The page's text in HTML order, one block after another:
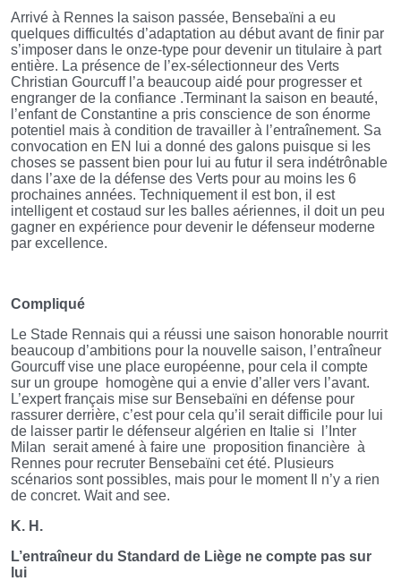
Arrivé à Rennes la saison passée, Bensebaïni a eu
quelques difficultés d’adaptation au début avant de finir par
s’imposer dans le onze-type pour devenir un titulaire à part
entière. La présence de l’ex-sélectionneur des Verts
Christian Gourcuff l’a beaucoup aidé pour progresser et
engranger de la confiance .Terminant la saison en beauté,
l’enfant de Constantine a pris conscience de son énorme
potentiel mais à condition de travailler à l’entraînement. Sa
convocation en EN lui a donné des galons puisque si les
choses se passent bien pour lui au futur il sera indétrônable
dans l’axe de la défense des Verts pour au moins les 6
prochaines années. Techniquement il est bon, il est
intelligent et costaud sur les balles aériennes, il doit un peu
gagner en expérience pour devenir le défenseur moderne
par excellence.
Compliqué
Le Stade Rennais qui a réussi une saison honorable nourrit
beaucoup d’ambitions pour la nouvelle saison, l’entraîneur
Gourcuff vise une place européenne, pour cela il compte
sur un groupe homogène qui a envie d’aller vers l’avant.
L’expert français mise sur Bensebaïni en défense pour
rassurer derrière, c’est pour cela qu’il serait difficile pour lui
de laisser partir le défenseur algérien en Italie si
l’Inter
Milan serait amené à faire une proposition financière à
Rennes pour recruter Bensebaïni cet été. Plusieurs
scénarios sont possibles, mais pour le moment Il n’y a rien
de concret. Wait and see.
K. H.
L’entraîneur du Standard de Liège ne compte pas sur
lui